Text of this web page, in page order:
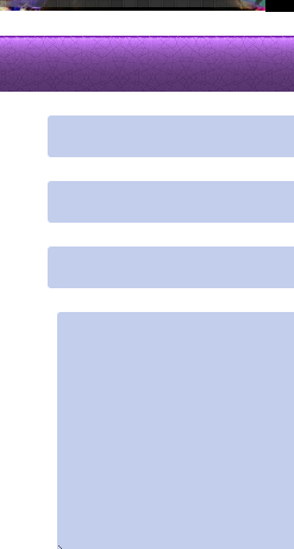
2 اسفند 96